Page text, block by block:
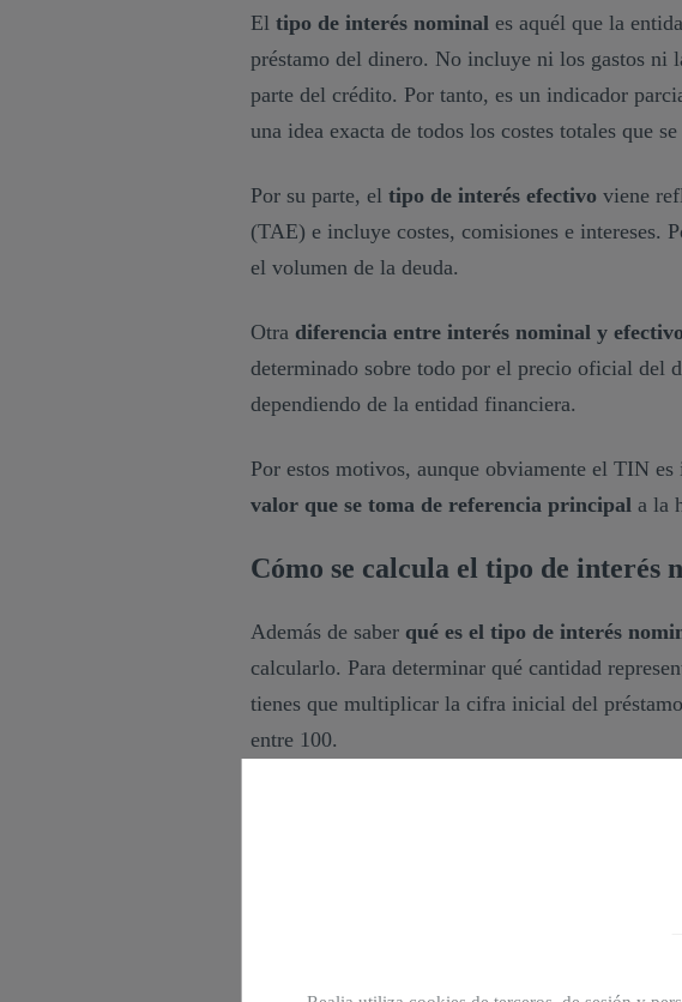
El tipo de interés nominal es aquél que la
préstamo del dinero. No incluye ni los gastos ni
parte del crédito. Por tanto, es un indicador
una idea exacta de todos los costes totales que se
Por su parte, el tipo de interés efectivo viene
(TAE) e incluye costes, comisiones e intereses.
el volumen de la deuda.
Otra diferencia entre interés nominal y
determinado sobre todo por el precio oficial del
dependiendo de la entidad financiera.
Por estos motivos, aunque obviamente el TIN es
valor que se toma de referencia principal a la
Cómo se calcula el tipo de interés
Además de saber qué es el tipo de interés
calcularlo. Para determinar qué cantidad
tienes que multiplicar la cifra inicial del
entre 100.
devolverás a la entidad una cantidad total de